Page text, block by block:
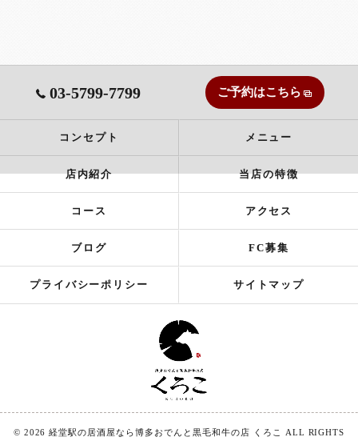
03-5799-7799 ご予約はこちら
コンセプト メニュー
店内紹介 当店の特徴
コース アクセス
ブログ FC募集
プライバシーポリシー サイトマップ
© 2026 経堂駅の居酒屋なら博多おでんと黒毛和牛の店 くろこ ALL RIGHTS